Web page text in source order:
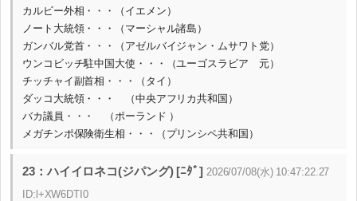
カルビー外相・・・（イエメン）
ノート大統領・・・（マーシャル諸島）
ガンバル党首・・・（アゼルバイジャン・ムサワト党）
ウンコビッチ駐中国大使・・・（ユーゴスラビア 元）
チッチャイ副首相・・・（タイ）
ダッコ大統領・・・ （中央アフリカ共和国）
バカ議員・・・ （ポーランド ）
メガチンポ保険衛生相・・・（プリンシペ共和国）
23：ハイイロネコ(ジパング) [ﾆﾀﾞ] 2026/07/08(水) 10:47:22.27
ID:l+XW6DTI0